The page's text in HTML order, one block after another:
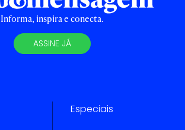
Informa, inspira e conecta.
ASSINE JÁ
Especiais